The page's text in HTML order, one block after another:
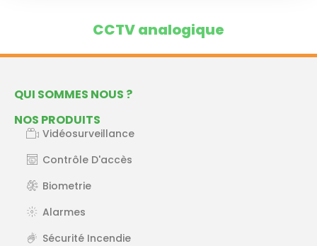
CCTV analogique
QUI SOMMES NOUS ?
NOS PRODUITS
Vidéosurveillance
Contrôle D'accès
Biometrie
Alarmes
Sécurité Incendie